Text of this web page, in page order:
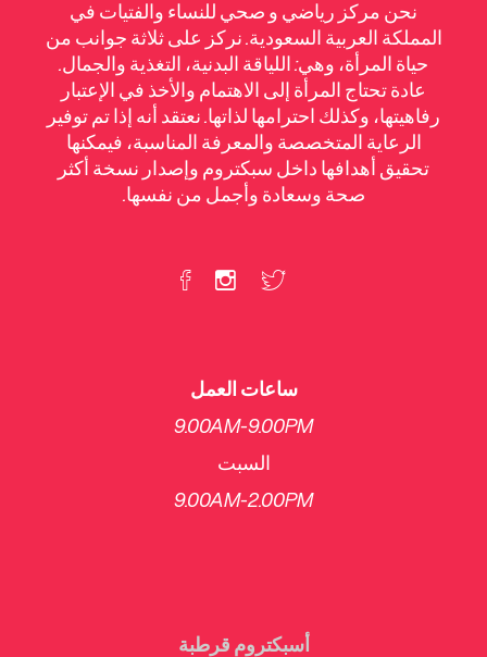
نحن مركز رياضي و صحي للنساء والفتيات في
المملكة العربية السعودية. نركز على ثلاثة جوانب من
حياة المرأة، وهي: اللياقة البدنية، التغذية والجمال.
عادة تحتاج المرأة إلى الاهتمام والأخذ في الإعتبار
رفاهيتها، وكذلك احترامها لذاتها. نعتقد أنه إذا تم توفير
الرعاية المتخصصة والمعرفة المناسبة، فيمكنها
تحقيق أهدافها داخل سبكتروم وإصدار نسخة أكثر
صحة وسعادة وأجمل من نفسها.
ساعات العمل
9.00AM-9.00PM
السبت
​9.00AM-2.00PM
أسبكتروم قرطبة